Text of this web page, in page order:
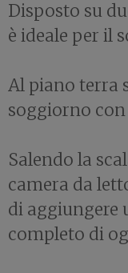
Disposto su
è ideale per il
Al piano terra
soggiorno
Salendo la
camera da
di aggiungere
completo di